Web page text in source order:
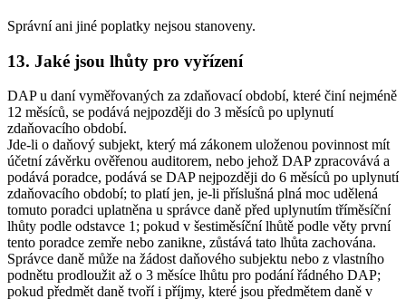
Správní ani jiné poplatky nejsou stanoveny.
13. Jaké jsou lhůty pro vyřízení
DAP u daní vyměřovaných za zdaňovací období, které činí nejméně
12 měsíců, se podává nejpozději do 3 měsíců po uplynutí
zdaňovacího období.
Jde-li o daňový subjekt, který má zákonem uloženou povinnost mít
účetní závěrku ověřenou auditorem, nebo jehož DAP zpracovává a
podává poradce, podává se DAP nejpozději do 6 měsíců po uplynutí
zdaňovacího období; to platí jen, je-li příslušná plná moc udělená
tomuto poradci uplatněna u správce daně před uplynutím tříměsíční
lhůty podle odstavce 1; pokud v šestiměsíční lhůtě podle věty první
tento poradce zemře nebo zanikne, zůstává tato lhůta zachována.
Správce daně může na žádost daňového subjektu nebo z vlastního
podnětu prodloužit až o 3 měsíce lhůtu pro podání řádného DAP;
pokud předmět daně tvoří i příjmy, které jsou předmětem daně v